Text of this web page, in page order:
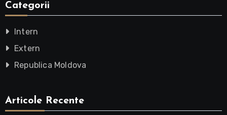
Categorii
Intern
Extern
Republica Moldova
Articole Recente